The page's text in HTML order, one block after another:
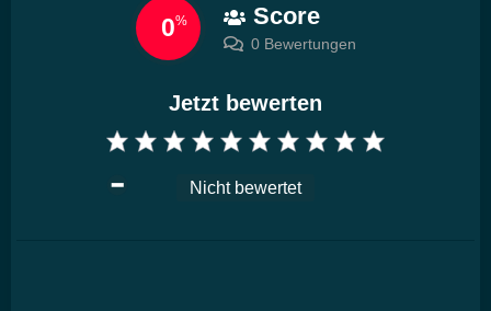
0% Score
0 Bewertungen
Jetzt bewerten
Nicht bewertet